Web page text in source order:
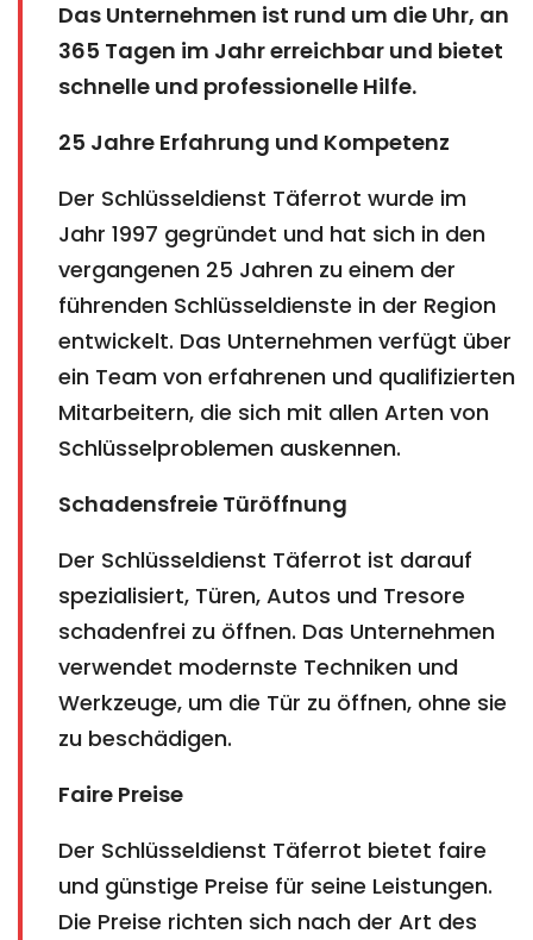
Das Unternehmen ist rund um die Uhr, an
365 Tagen im Jahr erreichbar und bietet
schnelle und professionelle Hilfe.
25 Jahre Erfahrung und Kompetenz
Der Schlüsseldienst Täferrot wurde im
Jahr 1997 gegründet und hat sich in den
vergangenen 25 Jahren zu einem der
führenden Schlüsseldienste in der Region
entwickelt. Das Unternehmen verfügt über
ein Team von erfahrenen und qualifizierten
Mitarbeitern, die sich mit allen Arten von
Schlüsselproblemen auskennen.
Schadensfreie Türöffnung
Der Schlüsseldienst Täferrot ist darauf
spezialisiert, Türen, Autos und Tresore
schadenfrei zu öffnen. Das Unternehmen
verwendet modernste Techniken und
Werkzeuge, um die Tür zu öffnen, ohne sie
zu beschädigen.
Faire Preise
Der Schlüsseldienst Täferrot bietet faire
und günstige Preise für seine Leistungen.
Die Preise richten sich nach der Art des